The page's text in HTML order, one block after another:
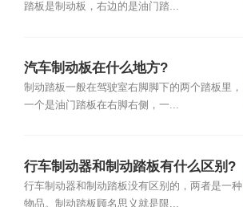
踏板是制动板，右边的是油门踏...
汽车制动板在什么地方?
制动踏板一般在驾驶室右脚脚下的两个踏板里，
一个是油门踏板在右脚右侧，一...
行车制动器和制动踏板有什么区别?
行车制动器和制动踏板没有区别的，两者是一种
物品。制动踏板顾名思义就是限...